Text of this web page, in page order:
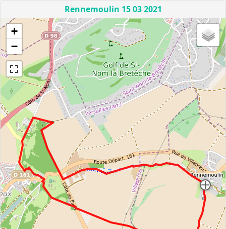
Rennemoulin 15 03 2021
+
−